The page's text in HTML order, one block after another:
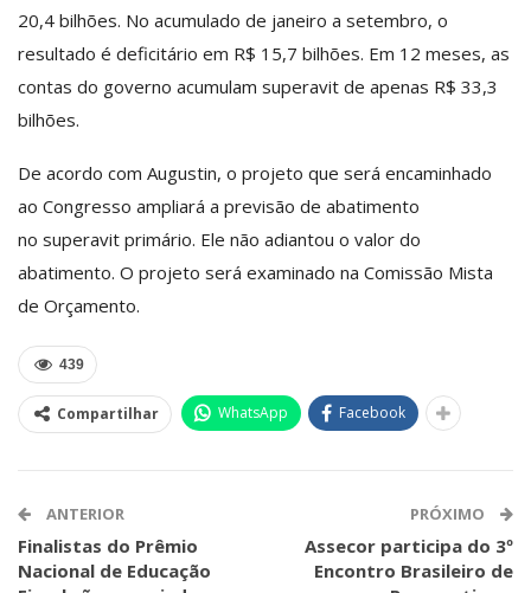
20,4 bilhões. No acumulado de janeiro a setembro, o
resultado é deficitário em R$ 15,7 bilhões. Em 12 meses, as
contas do governo acumulam superavit de apenas R$ 33,3
bilhões.
De acordo com Augustin, o projeto que será encaminhado
ao Congresso ampliará a previsão de abatimento
no superavit primário. Ele não adiantou o valor do
abatimento. O projeto será examinado na Comissão Mista
de Orçamento.
439
Compartilhar WhatsApp Facebook
ANTERIOR
Finalistas do Prêmio
Nacional de Educação
PRÓXIMO
Assecor participa do 3º
Encontro Brasileiro de